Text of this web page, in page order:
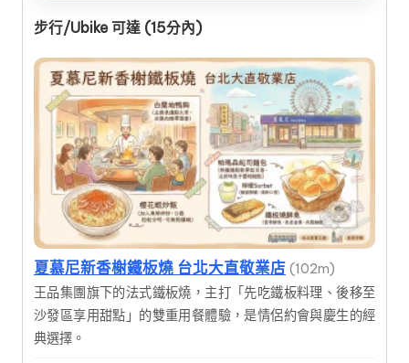
步行/Ubike 可達 (15分內)
夏慕尼新香榭鐵板燒 台北大直敬業店 (102m)
王品集團旗下的法式鐵板燒，主打「先吃鐵板料理、後移至
沙發區享用甜點」的雙重用餐體驗，是情侶約會與慶生的經
典選擇。